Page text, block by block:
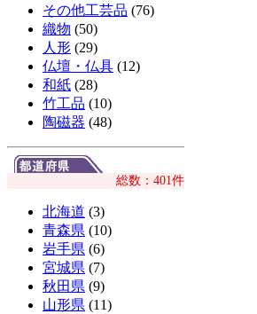
その他工芸品 (76)
織物 (50)
人形 (29)
仏壇・仏具 (12)
和紙 (28)
竹工品 (10)
陶磁器 (48)
総数：401件
北海道 (3)
青森県 (10)
岩手県 (6)
宮城県 (7)
秋田県 (9)
山形県 (11)